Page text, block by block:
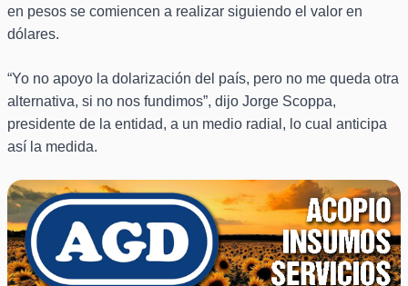
en pesos se comiencen a realizar siguiendo el valor en
dólares.
“Yo no apoyo la dolarización del país, pero no me queda otra
alternativa, si no nos fundimos”, dijo Jorge Scoppa,
presidente de la entidad, a un medio radial, lo cual anticipa
así la medida.